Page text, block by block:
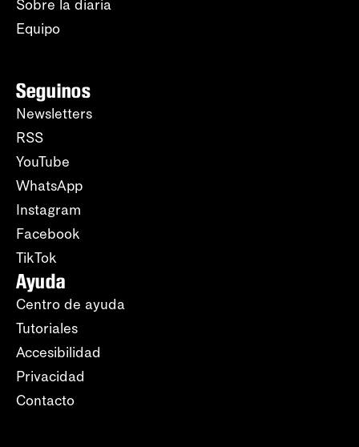
Sobre la diaria
Equipo
Seguinos
Newsletters
RSS
YouTube
WhatsApp
Instagram
Facebook
TikTok
Ayuda
Centro de ayuda
Tutoriales
Accesibilidad
Privacidad
Contacto